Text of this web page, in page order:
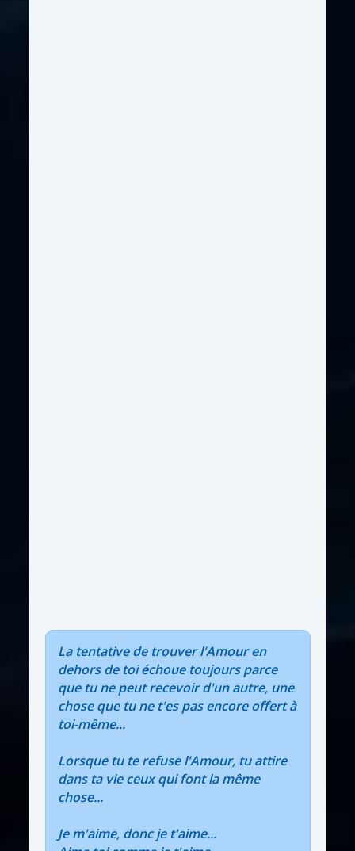
La tentative de trouver l'Amour en
dehors de toi échoue toujours parce
que tu ne peut recevoir d'un autre, une
chose que tu ne t'es pas encore offert à
toi-même...
Lorsque tu te refuse l'Amour, tu attire
dans ta vie ceux qui font la même
chose...
Je m'aime, donc je t'aime...